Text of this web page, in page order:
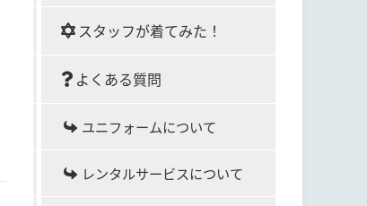
スタッフが着てみた！
よくある質問
ユニフォームについて
レンタルサービスについて